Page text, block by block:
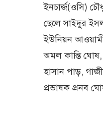
ইনচার্জ(ওসি)
ছেলে সাইদুর
ইউনিয়ন
অমল কান্তি ঘোষ,
হাসান পাড়,
প্রভাষক প্রনব